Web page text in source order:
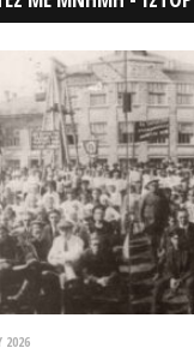
1926): ένα πείραμα
που κατεστάλει
μνημεία είναι κοινά
εκδήλωσης) –
Μέρα Μνημείων